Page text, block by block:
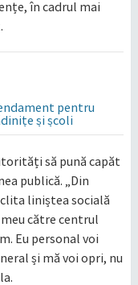
în cadrul mai
pentru
și școli
să pună capăt
publică. „Din
liniștea socială
către centrul
Eu personal voi
și mă voi opri, nu